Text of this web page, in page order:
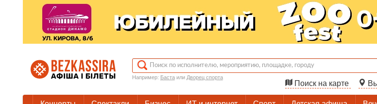
Например: Бастаили Дворец спорта
Поиск на карте